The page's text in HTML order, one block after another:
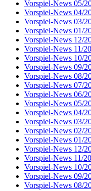
Vorspiel-News 05/
Vorspiel-News 04/
Vorspiel-News 03/
Vorspiel-News 01/
Vorspiel-News 12/
Vorspiel-News 11/
Vorspiel-News 10/
Vorspiel-News 09/
Vorspiel-News 08/
Vorspiel-News 07/
Vorspiel-News 06/
Vorspiel-News 05/
Vorspiel-News 04/
Vorspiel-News 03/
Vorspiel-News 02/
Vorspiel-News 01/
Vorspiel-News 12/
Vorspiel-News 11/
Vorspiel-News 10/
Vorspiel-News 09/
Vorspiel-News 08/